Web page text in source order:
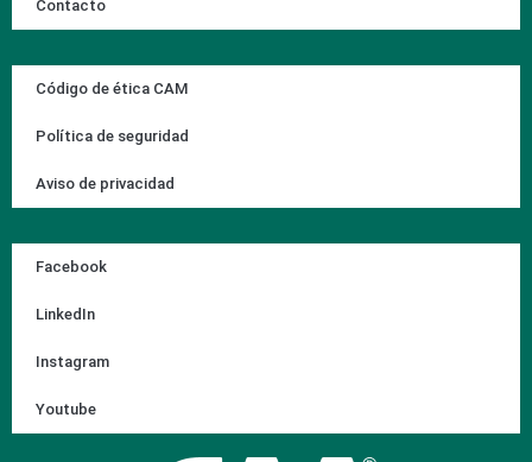
Contacto
Código de ética CAM
Política de seguridad
Aviso de privacidad
Facebook
LinkedIn
Instagram
Youtube